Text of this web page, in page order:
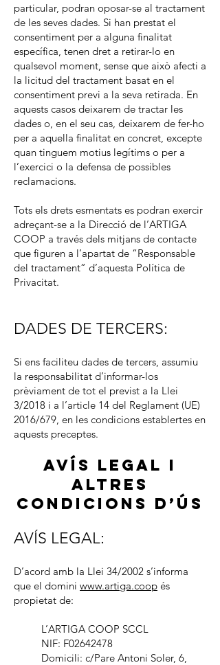
particular, podran oposar-se al tractament
de les seves dades. Si han prestat el
consentiment per a alguna finalitat
específica, tenen dret a retirar-lo en
qualsevol moment, sense que això afecti a
la licitud del tractament basat en el
consentiment previ a la seva retirada. En
aquests casos deixarem de tractar les
dades o, en el seu cas, deixarem de fer-ho
per a aquella finalitat en concret, excepte
quan tinguem motius legítims o per a
l’exercici o la defensa de possibles
reclamacions.
Tots els drets esmentats es podran exercir
adreçant-se a la Direcció de l’ARTIGA
COOP a través dels mitjans de contacte
que figuren a l’apartat de “Responsable
del tractament” d’aquesta Política de
Privacitat.
DADES DE TERCERS:
Si ens faciliteu dades de tercers, assumiu
la responsabilitat d’informar-los
prèviament de tot el previst a la Llei
3/2018 i a l’article 14 del Reglament (UE)
2016/679, en les condicions establertes en
aquests preceptes.
AVÍS LEGAL i
altres
CONDICIONS D’ÚS
AVÍS LEGAL:
D’acord amb la Llei 34/2002 s’informa
que el domini www.artiga.coop és
propietat de:
L’ARTIGA COOP SCCL
NIF: F02642478
Domicili: c/Pare Antoni Soler, 6,